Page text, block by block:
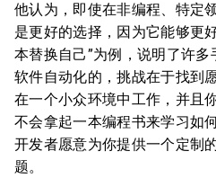
他认为，即使在非编程、特定
是更好的选择，因为它能够更
本替换自己”为例，说明了许
软件自动化的，挑战在于找到
在一个小众环境中工作，并且
不会拿起一本编程书来学习如
开发者愿意为你提供一个定制
题。